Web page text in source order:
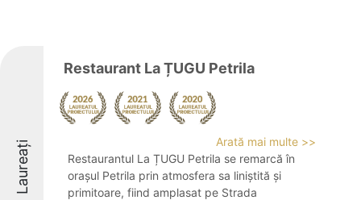
Laureați
Restaurant La ȚUGU Petrila
Arată mai multe >>
Restaurantul La ȚUGU Petrila se remarcă în
orașul Petrila prin atmosfera sa liniștită și
primitoare, fiind amplasat pe Strada